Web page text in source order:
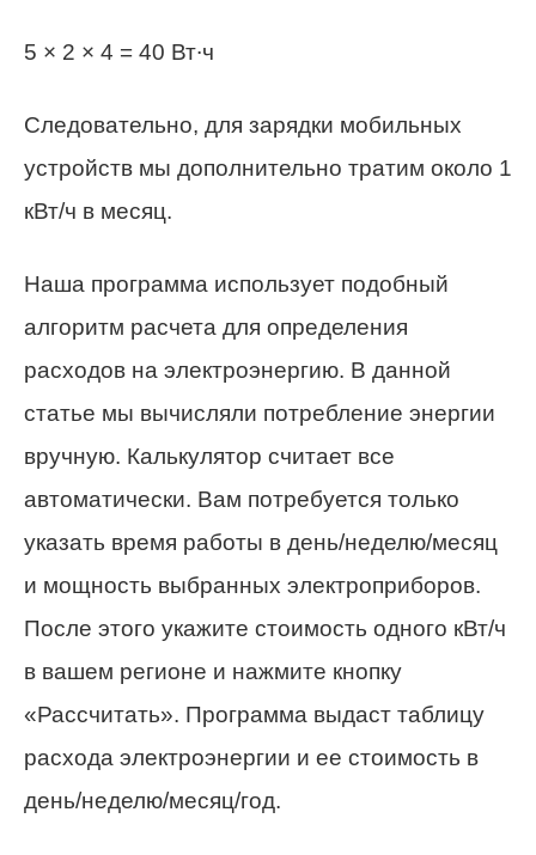
5 × 2 × 4 = 40 Вт∙ч
Следовательно, для зарядки мобильных
устройств мы дополнительно тратим около 1
кВт/ч в месяц.
Наша программа использует подобный
алгоритм расчета для определения
расходов на электроэнергию. В данной
статье мы вычисляли потребление энергии
вручную. Калькулятор считает все
автоматически. Вам потребуется только
указать время работы в день/неделю/месяц
и мощность выбранных электроприборов.
После этого укажите стоимость одного кВт/ч
в вашем регионе и нажмите кнопку
«Рассчитать». Программа выдаст таблицу
расхода электроэнергии и ее стоимость в
день/неделю/месяц/год.